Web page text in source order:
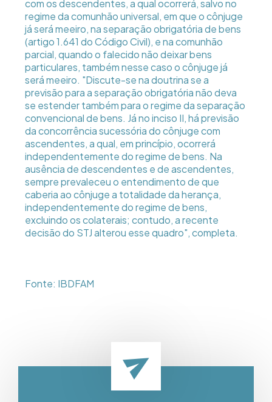
com os descendentes, a qual ocorrerá, salvo no
regime da comunhão universal, em que o cônjuge
já será meeiro, na separação obrigatória de bens
(artigo 1.641 do Código Civil), e na comunhão
parcial, quando o falecido não deixar bens
particulares, também nesse caso o cônjuge já
será meeiro. "Discute-se na doutrina se a
previsão para a separação obrigatória não deva
se estender também para o regime da separação
convencional de bens. Já no inciso II, há previsão
da concorrência sucessória do cônjuge com
ascendentes, a qual, em princípio, ocorrerá
independentemente do regime de bens. Na
ausência de descendentes e de ascendentes,
sempre prevaleceu o entendimento de que
caberia ao cônjuge a totalidade da herança,
independentemente do regime de bens,
excluindo os colaterais; contudo, a recente
decisão do STJ alterou esse quadro", completa.
Fonte: IBDFAM